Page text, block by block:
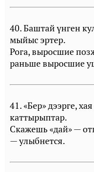
40. Баштай үнген
мыйыс эртер.
Рога, выросшие
раньше выросшие
41. «Бер» дээрге,
каттырыптар.
Скажешь «дай» —
— улыбнется.